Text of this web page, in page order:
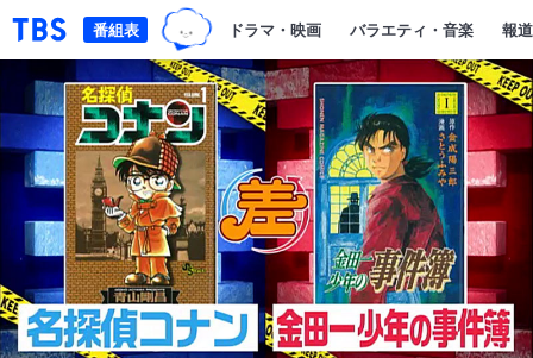
「TBSテレビ｜ときめくときを。」トップページ
TBSグループキャラクター『ワクテ
ドラマ・映画 バラエティ・音楽 報
番組表